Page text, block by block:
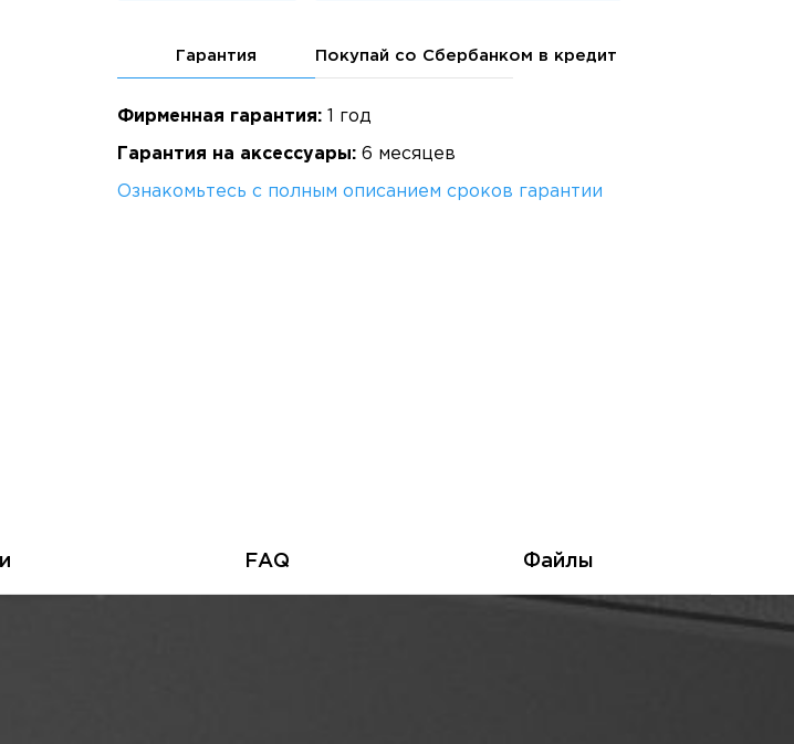
Гарантия Покупай со Сбербанком в кредит
Фирменная гарантия:1 год
Гарантия на аксессуары:6 месяцев
Ознакомьтесь с полным описанием сроков гарантии
FAQ Файлы